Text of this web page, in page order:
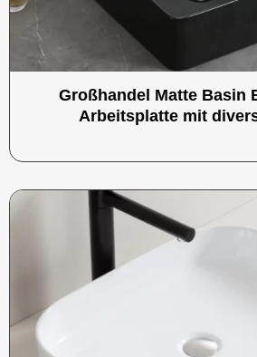
Großhandel Matte Basin
Arbeitsplatte mit